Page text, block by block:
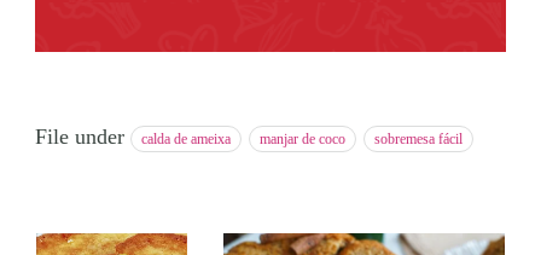
File under calda de ameixa manjar de coco sobremesa fácil